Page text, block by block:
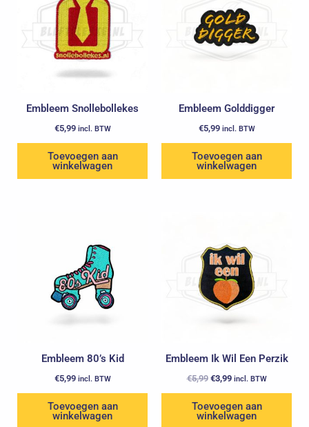
Embleem Snollebollekes
€5,99 incl. BTW
Toevoegen aan
winkelwagen
Embleem Golddigger
€5,99 incl. BTW
Toevoegen aan
winkelwagen
Embleem 80’s Kid
€5,99 incl. BTW
Toevoegen aan
winkelwagen
Embleem Ik Wil Een Perzik
€5,99
€5,99.
€3,99
€3,99.
incl. BTW
Toevoegen aan
winkelwagen